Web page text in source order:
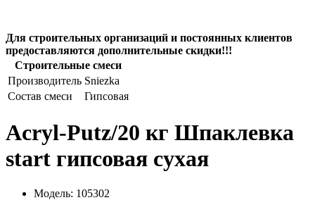
Для строительных организаций и постоянных клиентов
предоставляются дополнительные скидки!!!
Строительные смеси
Производитель Sniezka
Состав смеси
Гипсовая
Acryl-Putz/20 кг Шпаклевка
start гипсовая сухая
Модель: 105302